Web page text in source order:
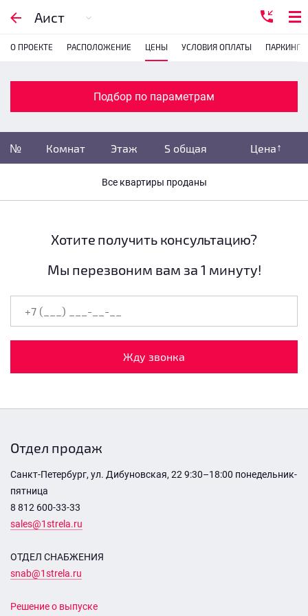
Аист
О ПРОЕКТЕ РАСПОЛОЖЕНИЕ ЦЕНЫ УСЛОВИЯ ОПЛАТЫ ПАРКИНГ
Подбор по параметрам
№ Комнат Этаж S общая Цена
Все квартиры проданы
Подбор по параметрам
2
Убрать переуступки
Цена не указана
S общая не указана
все этажи
Хотите получить консультацию?
Мы перезвоним вам за 1 минуту!
Жду звонка
Отдел продаж
Санкт-Петербург, ул. Дибуновская, 22 9:30–18:00 понедельник-
пятница
8 812 600-33-33
sales@1strela.ru
ОТДЕЛ СНАБЖЕНИЯ
snab@1strela.ru
Решение о выпуске